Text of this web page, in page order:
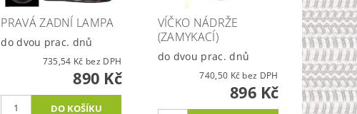
PRAVÁ ZADNÍ LAMPA
do dvou prac. dnů
735,54 Kč bez DPH
890 Kč
VÍČKO NÁDRŽE
(ZAMYKACÍ)
do dvou prac. dnů
740,50 Kč bez DPH
896 Kč